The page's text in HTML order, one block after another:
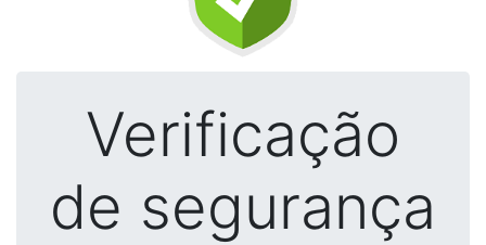
Verificação
de segurança